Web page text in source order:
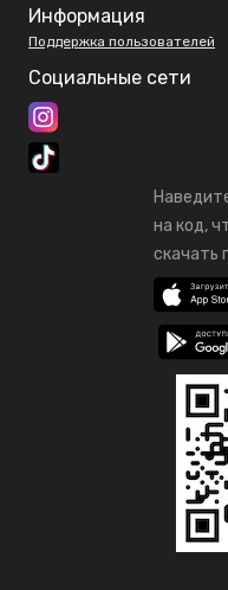
Информация
Поддержка пользователей
Социальные сети
на код,
скачать